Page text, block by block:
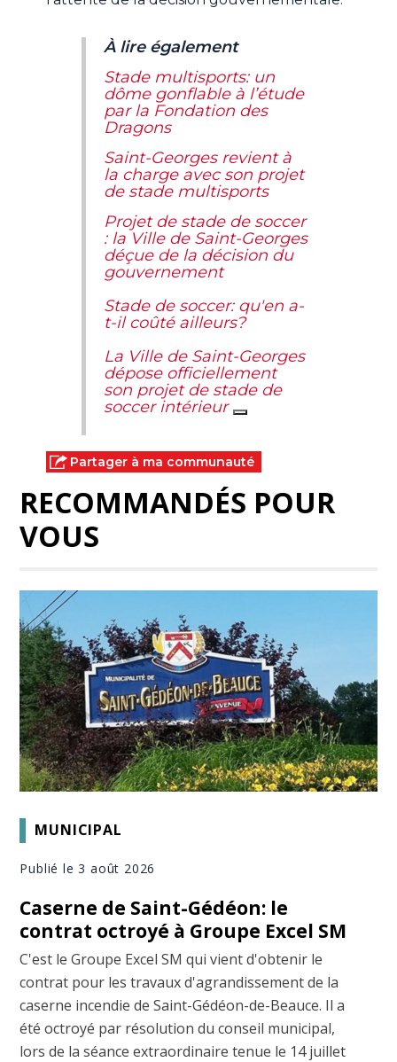
À lire également
Stade multisports: un
dôme gonflable à l’étude
par la Fondation des
Dragons
Saint-Georges revient à
la charge avec son projet
de stade multisports
Projet de stade de soccer
: la Ville de Saint-Georges
déçue de la décision du
gouvernement
Stade de soccer: qu'en a-
t-il coûté ailleurs?
La Ville de Saint-Georges
dépose officiellement
son projet de stade de
soccer intérieur
Partager à ma communauté
RECOMMANDÉS POUR
VOUS
MUNICIPAL
Publié le 3 août 2026
Caserne de Saint-Gédéon: le
contrat octroyé à Groupe Excel SM
C'est le Groupe Excel SM qui vient d'obtenir le
contrat pour les travaux d'agrandissement de la
caserne incendie de Saint-Gédéon-de-Beauce. Il a
été octroyé par résolution du conseil municipal,
lors de la séance extraordinaire tenue le 14 juillet